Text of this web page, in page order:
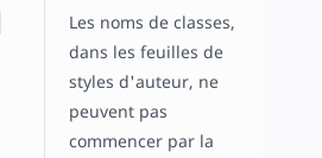
Les noms de classes,
dans les feuilles de
styles d'auteur, ne
peuvent pas
commencer par la